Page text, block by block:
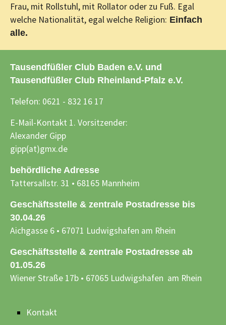
Frau, mit Rollstuhl, mit Rollator oder zu Fuß. Egal
welche Nationalität, egal welche Religion: Einfach
alle.
Tausendfüßler Club Baden e.V. und
Tausendfüßler Club Rheinland-Pfalz e.V.
Telefon: 0621 - 832 16 17
E-Mail-Kontakt 1. Vorsitzender:
Alexander Gipp
gipp(at)gmx.de
behördliche Adresse
Tattersallstr. 31 • 68165 Mannheim
Geschäftsstelle & zentrale Postadresse bis
30.04.26
Aichgasse 6 • 67071 Ludwigshafen am Rhein
Geschäftsstelle & zentrale Postadresse ab
01.05.26
Wiener Straße 17b • 67065 Ludwigshafen am Rhein
Kontakt